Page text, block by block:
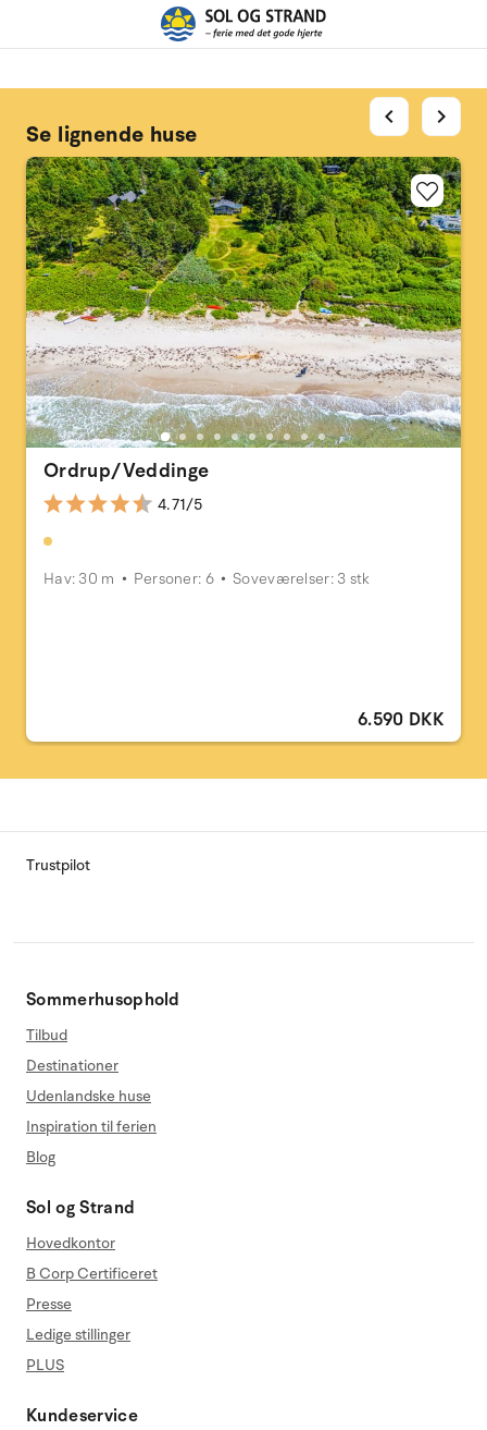
Se lignende huse
Ordrup/Veddinge
4.71/5
Hav: 30 m Personer: 6 Soveværelser: 3 stk
6.590 DKK
chevron_left chevron_right
Trustpilot
Sommerhusophold
Tilbud
Destinationer
Udenlandske huse
Inspiration til ferien
Blog
Sol og Strand
Hovedkontor
B Corp Certificeret
Presse
Ledige stillinger
PLUS
Kundeservice